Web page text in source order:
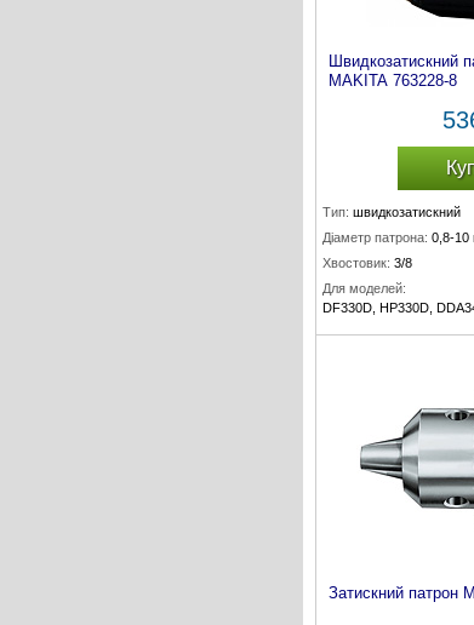
Швидкозатискний
MAKITA 763228-8
Тип: швидкозатискний
Діаметр патрона: 0,8-10
Хвостовик: 3/8
Для моделей:
DF330D, HP330D,
Комплект: 1 шт.
Затискний патрон